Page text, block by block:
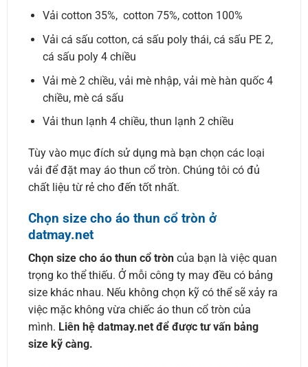
Vải cotton 35%, cotton 75%, cotton 100%
Vải cá sấu cotton, cá sấu poly thái, cá sấu PE 2,
cá sấu poly 4 chiều
Vải mè 2 chiều, vải mè nhập, vải mè hàn quốc 4
chiều, mè cá sấu
Vải thun lạnh 4 chiều, thun lạnh 2 chiều
Tùy vào mục đích sử dụng mà bạn chọn các loại
vải để đặt may áo thun cổ tròn. Chúng tôi có đủ
chất liệu từ rẻ cho đến tốt nhất.
Chọn size cho áo thun cổ tròn ở
datmay.net
Chọn size cho áo thun cổ tròn của bạn là việc quan
trọng ko thể thiếu. Ở mỗi công ty may đều có bảng
size khác nhau. Nếu không chọn kỹ có thể sẽ xảy ra
việc mặc không vừa chiếc áo thun cổ tròn của
mình. Liên hệ datmay.net để được tư vấn bảng
size kỹ càng.